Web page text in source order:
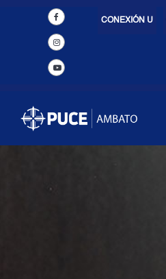
CONEXIÓN U